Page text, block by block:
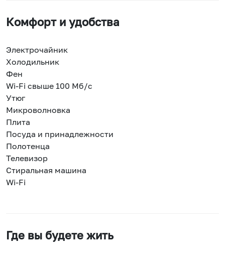
Комфорт и удобства
Электрочайник
Холодильник
Фен
Wi-Fi свыше 100 Мб/с
Утюг
Микроволновка
Плита
Посуда и принадлежности
Полотенца
Телевизор
Стиральная машина
Wi-Fi
Где вы будете жить